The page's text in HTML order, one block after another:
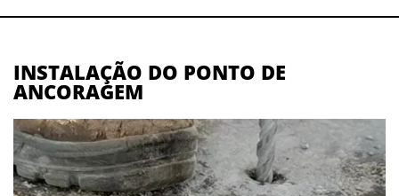
INSTALAÇÃO DO PONTO DE
ANCORAGEM